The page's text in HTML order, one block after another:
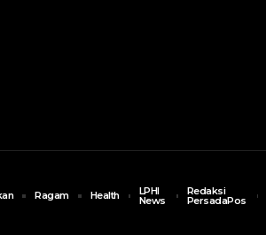
Ragam Health LPHI
News
Redaksi
PersadaPos